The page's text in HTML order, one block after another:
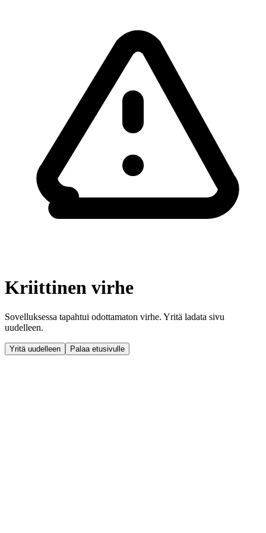
Kriittinen virhe
Sovelluksessa tapahtui odottamaton virhe. Yritä ladata sivu
uudelleen.
Yritä uudelleen Palaa etusivulle